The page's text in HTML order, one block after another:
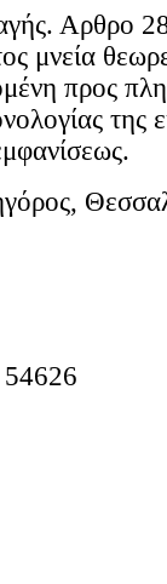
Αρθρο
μνεία
προς
της